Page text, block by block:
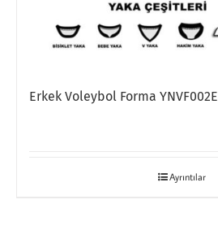
Erkek Voleybol Forma YNVF002E
Ayrıntılar